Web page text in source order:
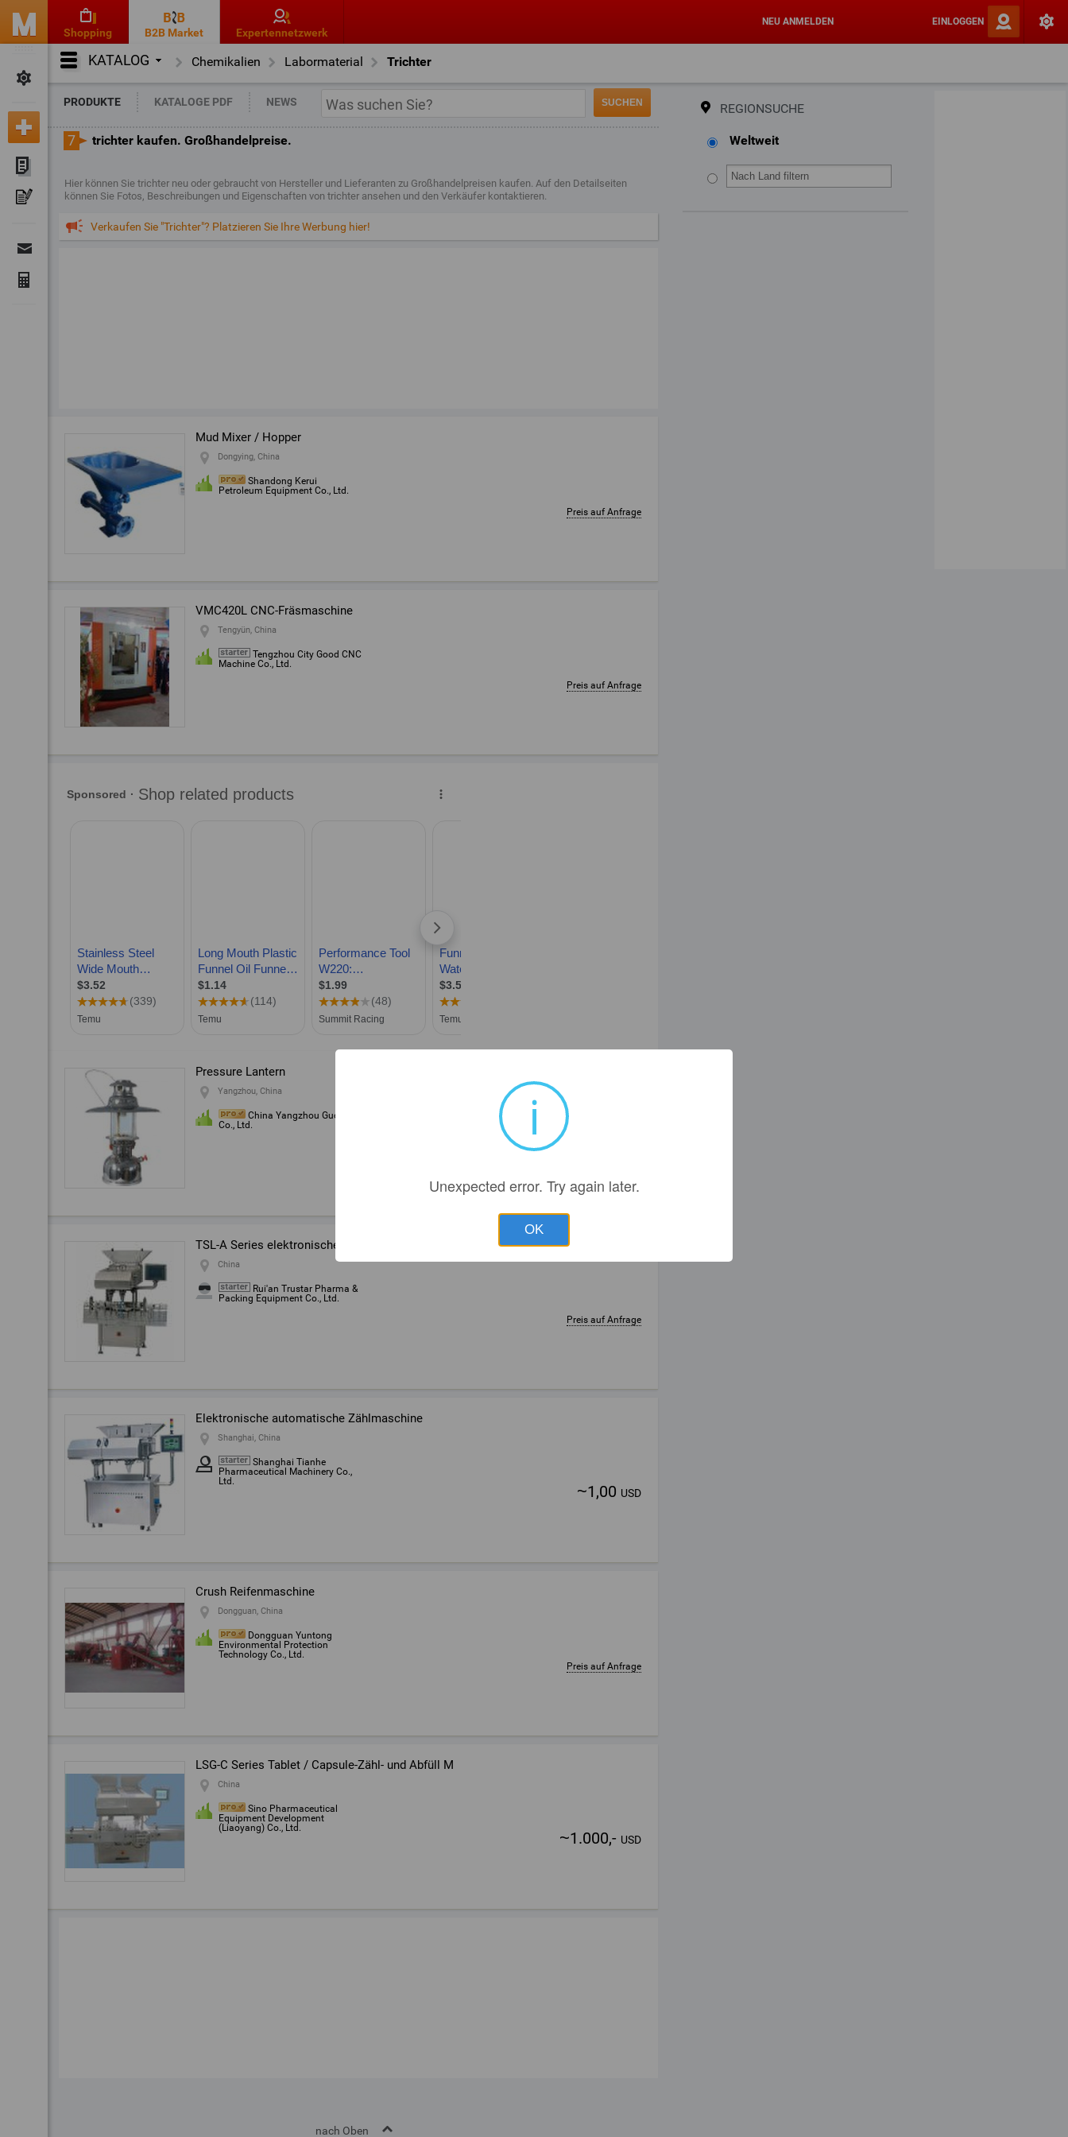
Shopping B2B Market Expertennetzwerk
NEU ANMELDEN EINLOGGEN
KATALOG Chemikalien Labormaterial Trichter
PRODUKTE KATALOGE PDF NEWS
7 trichter kaufen. Großhandelpreise.
Hier können Sie trichter neu oder gebraucht von Hersteller und Lieferanten zu Großhandelpreisen kaufen. Auf den Detailseiten
können Sie Fotos, Beschreibungen und Eigenschaften von trichter ansehen und den Verkäufer kontaktieren.
Verkaufen Sie "Trichter"? Platzieren Sie Ihre Werbung hier!
Mud Mixer / Hopper
Dongying, China
Shandong Kerui
Petroleum Equipment Co., Ltd.
Preis auf Anfrage
VMC420L CNC-Fräsmaschine
Tengyün, China
Tengzhou City Good CNC
Machine Co., Ltd.
Preis auf Anfrage
Pressure Lantern
Yangzhou, China
China Yangzhou Guo Tai
Co., Ltd.
TSL-A Series elektronische Tablet / Capsule Zähler
China
Rui'an Trustar Pharma &
Packing Equipment Co., Ltd.
Preis auf Anfrage
Elektronische automatische Zählmaschine
Shanghai, China
Shanghai Tianhe
Pharmaceutical Machinery Co.,
Ltd.
~1,00 USD
Crush Reifenmaschine
Dongguan, China
Dongguan Yuntong
Environmental Protection
Technology Co., Ltd.
Preis auf Anfrage
LSG-C Series Tablet / Capsule-Zähl- und Abfüll M
China
Sino Pharmaceutical
Equipment Development
(Liaoyang) Co., Ltd.
~1.000,- USD
nach Oben
REGIONSUCHE
Weltweit
i
Unexpected error. Try again later.
OK